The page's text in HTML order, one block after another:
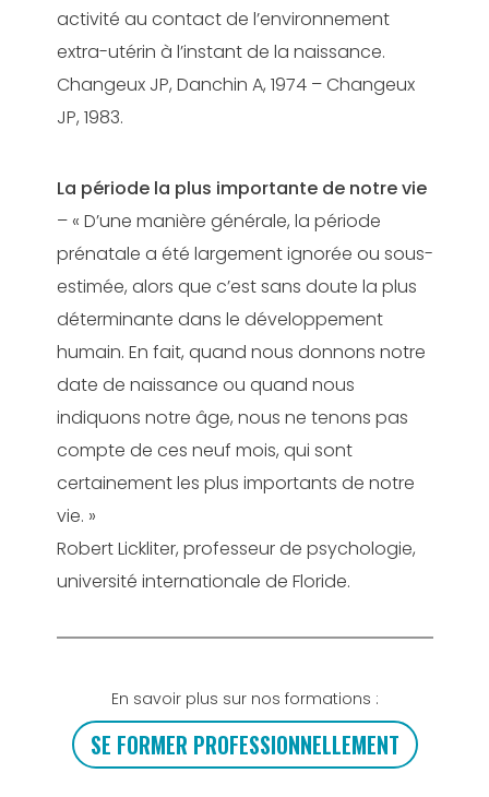
activité au contact de l’environnement
extra-utérin à l’instant de la naissance.
Changeux JP, Danchin A, 1974 – Changeux
JP, 1983.
La période la plus importante de notre vie
– « D’une manière générale, la période
prénatale a été largement ignorée ou sous-
estimée, alors que c’est sans doute la plus
déterminante dans le développement
humain. En fait, quand nous donnons notre
date de naissance ou quand nous
indiquons notre âge, nous ne tenons pas
compte de ces neuf mois, qui sont
certainement les plus importants de notre
vie. »
Robert Lickliter, professeur de psychologie,
université internationale de Floride.
En savoir plus sur nos formations :
SE FORMER PROFESSIONNELLEMENT